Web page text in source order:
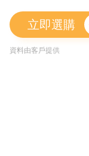
立即選購
資料由客戶提供